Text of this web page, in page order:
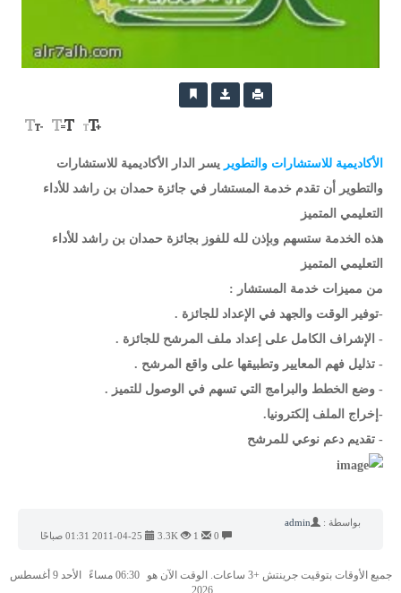
الأكاديمية للاستشارات والتطوير يسر الدار الأكاديمية للاستشارات
والتطوير أن تقدم خدمة المستشار في جائزة حمدان بن راشد للأداء
التعليمي المتميز
هذه الخدمة ستسهم وبإذن لله للفوز بجائزة حمدان بن راشد للأداء
التعليمي المتميز
من مميزات خدمة المستشار :
-توفير الوقت والجهد في الإعداد للجائزة .
- الإشراف الكامل على إعداد ملف المرشح للجائزة .
- تذليل فهم المعايير وتطبيقها على واقع المرشح .
- وضع الخطط والبرامج التي تسهم في الوصول للتميز .
-إخراج الملف إلكترونيا.
- تقديم دعم نوعي للمرشح
بواسطة :
admin
3.3K
جميع الأوقات بتوقيت جرينتش +3 ساعات. الوقت الآن هو 06:30 مساءً
الأحد 9 أغسطس
2026.